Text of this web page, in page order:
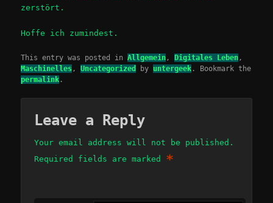
zerstört.
Hoffe ich zumindest.
This entry was posted inAllgemein, Digitales Leben,
Maschinelles,Uncategorized by untergeek . Bookmark the
permalink .
Leave a Reply
Your email address will not be published.
Required fields are marked *